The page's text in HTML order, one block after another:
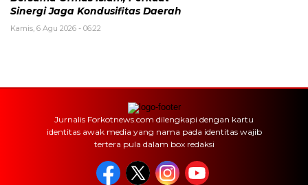
Sinergi Jaga Kondusifitas Daerah
Kamis, 6 Agu 2026 - 06:22
Jurnalis Forkotnews.com dilengkapi dengan kartu
identitas awak media yang nama pada identitas wajib
tertera pula dalam box redaksi